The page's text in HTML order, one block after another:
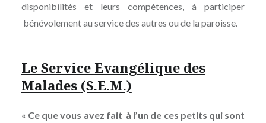
disponibilités et leurs compétences, à participer
bénévolement au service des autres ou de la paroisse.
Le Service Evangélique des
Malades (S.E.M.)
« Ce que vous avez fait à l’un de ces petits qui sont